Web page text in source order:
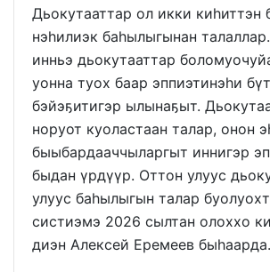
Дьокутааттар ол икки киһиттэн
нэһилиэк баһылыгынан
инньэ дьокутааттар
уонна туох баар эппиэтинэһи
бэйэҕитигэр ылынаҕыт.
норуот куоластаан талар, онон
быыбардааччыларгыт иннигэр
быдан үрдүүр. Оттон улуус
улуус баһылыгын талар
систиэмэ 2026 сылтан олоххо
диэн Алексей Еремеев быһаарда.